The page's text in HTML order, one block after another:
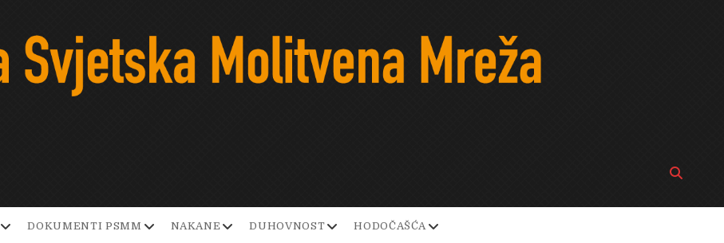
Open
bar
openDOKUMENTI PSMM openNAKANE openDUHOVNOST openHODOČAŠĆA open